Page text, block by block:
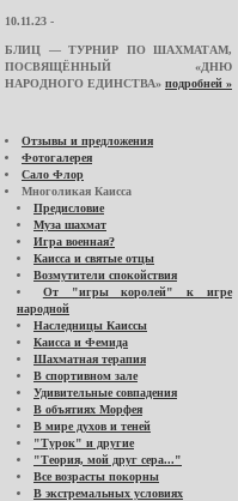
10.11.23 -
БЛИЦ — ТУРНИР ПО ШАХМАТАМ,
ПОСВЯЩЁННЫЙ «ДНЮ
НАРОДНОГО ЕДИНСТВА» подробней »
Отзывы и предложения
Фотогалерея
Сало Флор
Многоликая Каисса
Предисловие
Муза шахмат
Игра военная?
Каисса и святые отцы
Возмутители спокойствия
От "игры королей" к игре
народной
Наследницы Каиссы
Каисса и Фемида
Шахматная терапия
В спортивном зале
Удивительные совпадения
В объятиях Морфея
В мире духов и теней
"Турок" и другие
"Теория, мой друг сера..."
Все возрасты покорны
В экстремальных условиях